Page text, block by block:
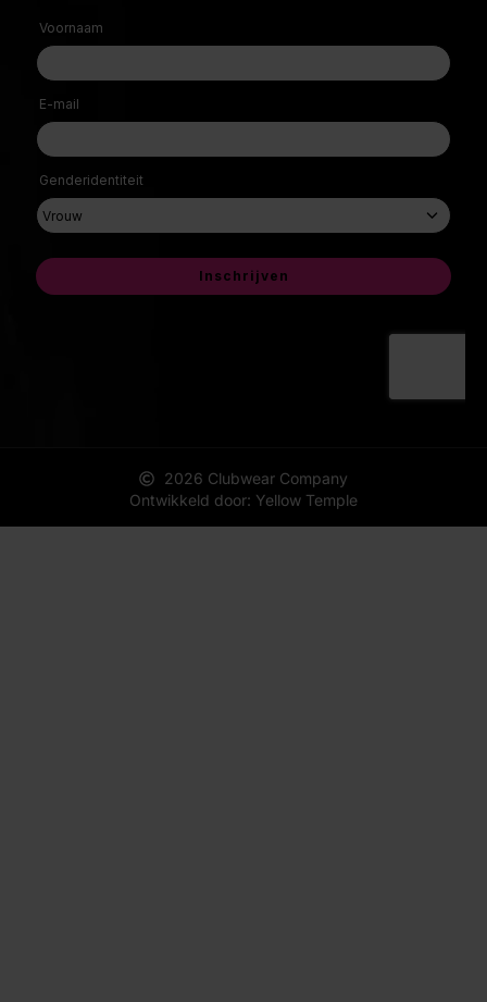
2026 Clubwear Company
Ontwikkeld door: Yellow Temple